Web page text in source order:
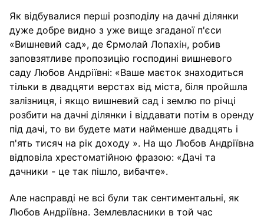
Як відбувалися перші розподілу на дачні ділянки
дуже добре видно з уже вище згаданої п'єси
«Вишневий сад», де Єрмолай Лопахін, робив
заповзятливе пропозицію господині вишневого
саду Любов Андріївні: «Ваше маєток знаходиться
тільки в двадцяти верстах від міста, біля пройшла
залізниця, і якщо вишневий сад і землю по річці
розбити на дачні ділянки і віддавати потім в оренду
під дачі, то ви будете мати найменше двадцять і
п'ять тисяч на рік доходу ». На що Любов Андріївна
відповіла хрестоматійною фразою: «Дачі та
дачники - це так пішло, вибачте».
Але насправді не всі були так сентиментальні, як
Любов Андріївна. Землевласники в той час